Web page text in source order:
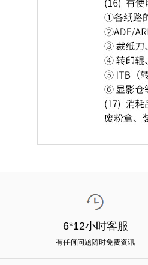
6*12小时客服
有任何问题随时免费资讯